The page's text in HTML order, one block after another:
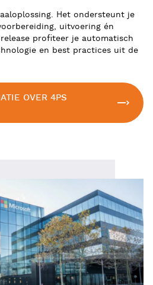
Het ondersteunt je
uitvoering én
profiteer je automatisch
en best practices uit de
OVER 4PS